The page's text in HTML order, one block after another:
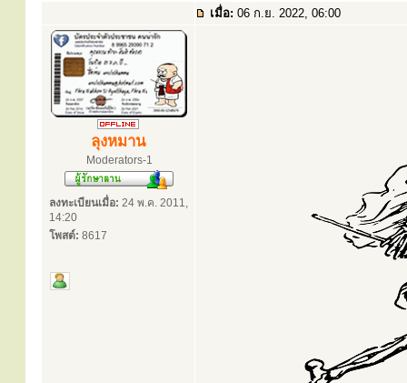
เมื่อ: 06 ก.ย. 2022, 06:00
ลุงหมาน
Moderators-1
ลงทะเบียนเมื่อ: 24 พ.ค. 2011,
14:20
โพสต์: 8617